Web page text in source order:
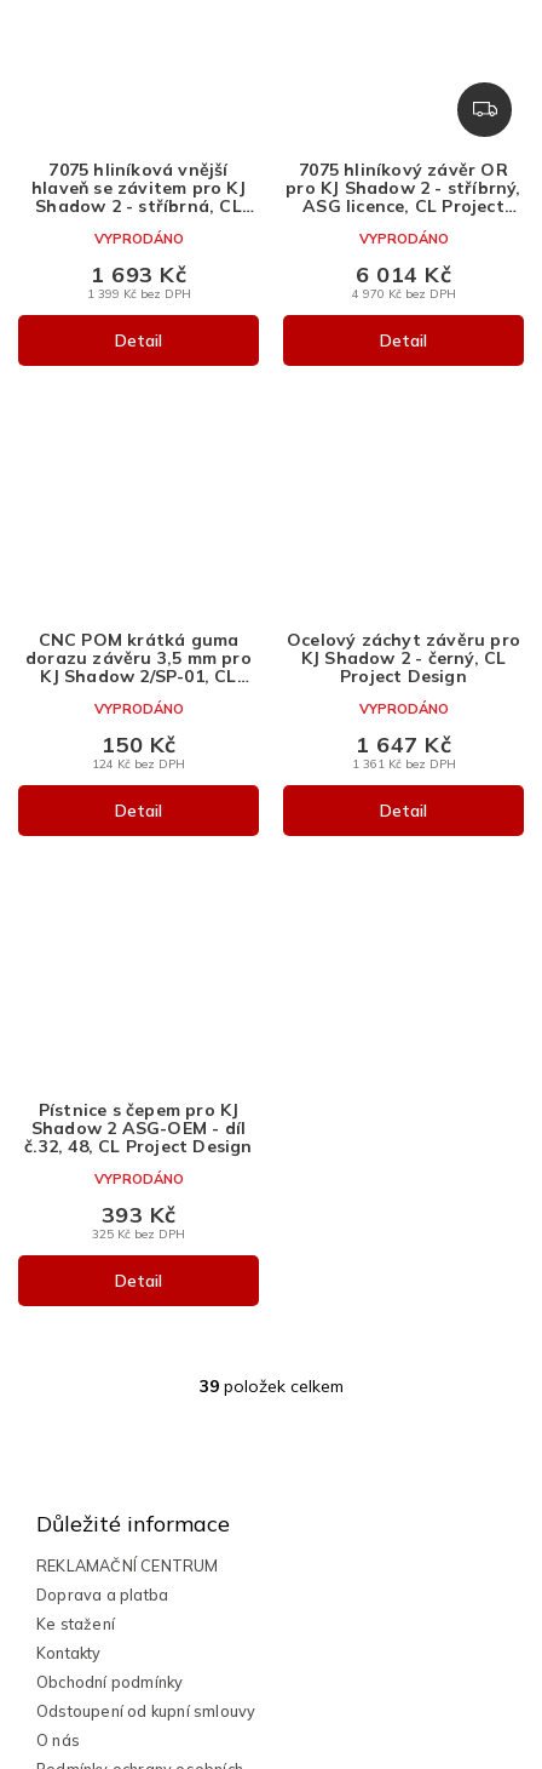
7075 hliníková vnější
hlaveň se závitem pro KJ
Shadow 2 - stříbrná, CL
VYPRODÁNO
1 399 Kč bez DPH
1 693 Kč
Detail
Z
D
R
M
7075 hliníkový závěr OR
pro KJ Shadow 2 - stříbrný,
ASG licence, CL Project
VYPRODÁNO
4 970 Kč bez DPH
6 014 Kč
Detail
CNC POM krátká guma
dorazu závěru 3,5 mm pro
KJ Shadow 2/SP-01, CL
VYPRODÁNO
124 Kč bez DPH
150 Kč
Detail
Ocelový záchyt závěru pro
KJ Shadow 2 - černý, CL
Project Design
VYPRODÁNO
1 361 Kč bez DPH
1 647 Kč
Detail
Pístnice s čepem pro KJ
Shadow 2 ASG-OEM - díl
č.32, 48, CL Project Design
VYPRODÁNO
325 Kč bez DPH
393 Kč
Detail
O
39položek celkem
Důležité informace
REKLAMAČNÍ CENTRUM
Doprava a platba
Ke stažení
Kontakty
Obchodní podmínky
Odstoupení od kupní smlouvy
O nás